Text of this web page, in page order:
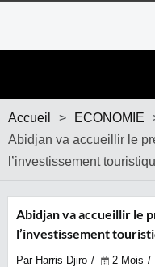
Accueil > ECONOMIE
Abidjan va accueillir le
l’investissement
Abidjan va accueillir le
l’investissement
Par Harris Djiro 2 Mois